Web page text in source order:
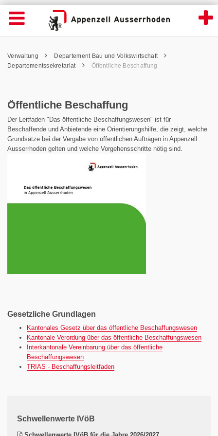
Öffentliche Beschaffung - Appenzell
Wichtige
Seiten
Home
Inhalt
Kontakt
Navigation öffnen
Inhalt
Pfadnavigation
Verwaltung
Departement Bau und Volkswirtschaft
Departementssekretariat
Öffentliche Beschaffung
Öffentliche Beschaffung
Der Leitfaden "Das öffentliche Beschaffungswesen" ist für
Beschaffende und Anbietende eine Orientierungshilfe, die zeigt, welche
Grundsätze bei der Vergabe von öffentlichen Aufträgen in Appenzell
Ausserrhoden gelten und welche Vorgehensschritte nötig sind.
Gesetzliche Grundlagen
Kantonales Gesetz über das öffentliche Beschaffungswesen
Kantonale Verordung über das öffentliche Beschaffungswesen
Interkantonale Vereinbarung über das öffentliche
Beschaffungswesen
TRIAS - Beschaffungsleitfaden
Schwellenwerte IVöB
(pdf)